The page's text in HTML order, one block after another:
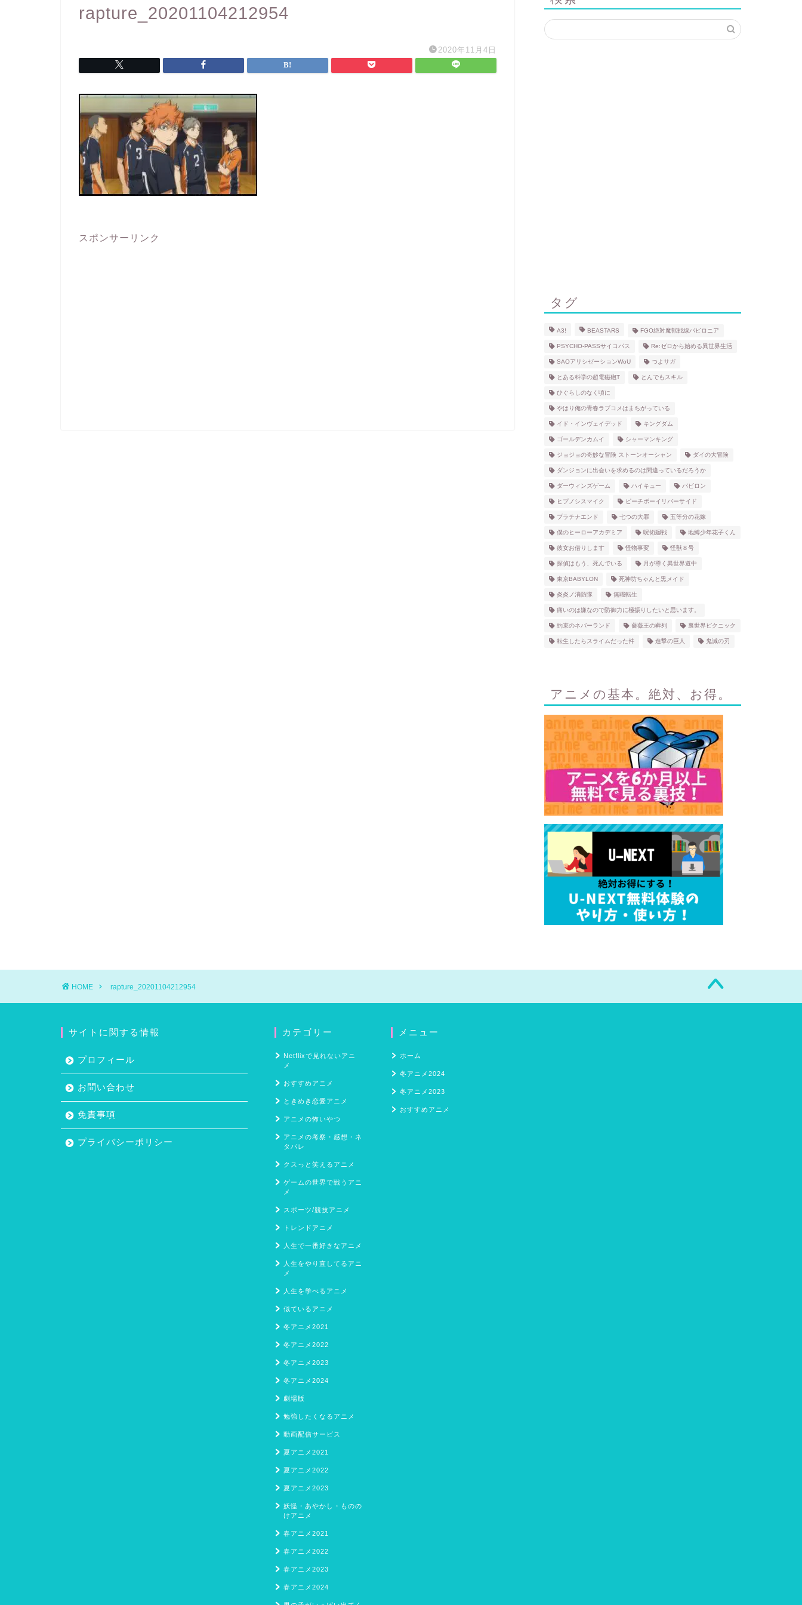
rapture_20201104212954
2020年11月4日
スポンサーリンク
タグ
A3! BEASTARS FGO絶対魔獣戦線バビロニア
PSYCHO-PASSサイコパス Re:ゼロから始める異世界生活
SAOアリシゼーションWoU つよサガ
とある科学の超電磁砲T とんでもスキル
ひぐらしのなく頃に
やはり俺の青春ラブコメはまちがっている
イド・インヴェイデッド キングダム
ゴールデンカムイ シャーマンキング
ジョジョの奇妙な冒険 ストーンオーシャン ダイの大冒険
ダンジョンに出会いを求めるのは間違っているだろうか
ダーウィンズゲーム ハイキュー バビロン
ヒプノシスマイク ピーチボーイリバーサイド
プラチナエンド 七つの大罪 五等分の花嫁
僕のヒーローアカデミア 呪術廻戦 地縛少年花子くん
彼女お借りします 怪物事変 怪獣８号
探偵はもう、死んでいる 月が導く異世界道中
東京BABYLON 死神坊ちゃんと黒メイド
炎炎ノ消防隊 無職転生
痛いのは嫌なので防御力に極振りしたいと思います。
約束のネバーランド 薔薇王の葬列 裏世界ピクニック
転生したらスライムだった件 進撃の巨人 鬼滅の刃
アニメの基本。絶対、お得。
HOME rapture_20201104212954
サイトに関する情報
プロフィール
お問い合わせ
免責事項
プライバシーポリシー
カテゴリー
Netflixで見れないアニ
メ
おすすめアニメ
ときめき恋愛アニメ
アニメの怖いやつ
アニメの考察・感想・ネ
タバレ
クスっと笑えるアニメ
ゲームの世界で戦うアニ
メ
スポーツ/競技アニメ
トレンドアニメ
人生で一番好きなアニメ
人生をやり直してるアニ
メ
人生を学べるアニメ
似ているアニメ
冬アニメ2021
冬アニメ2022
冬アニメ2023
冬アニメ2024
劇場版
勉強したくなるアニメ
動画配信サービス
夏アニメ2021
夏アニメ2022
夏アニメ2023
妖怪・あやかし・ものの
けアニメ
春アニメ2021
春アニメ2022
春アニメ2023
春アニメ2024
メニュー
ホーム
冬アニメ2024
冬アニメ2023
おすすめアニメ